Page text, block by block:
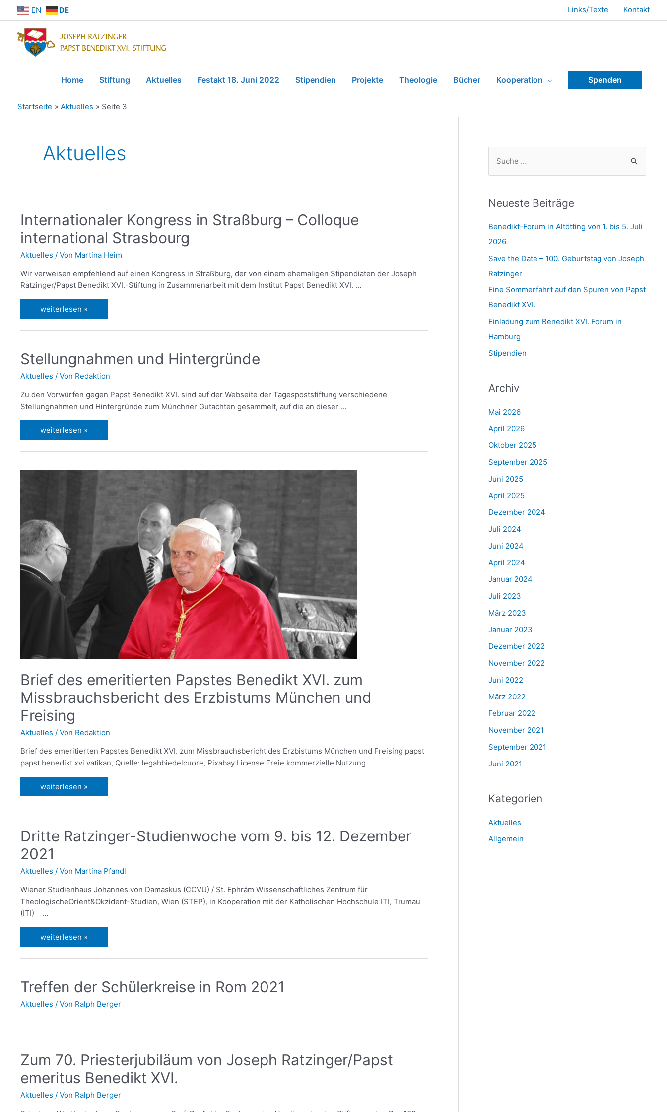
EN DE Links/Texte Kontakt
Home Stiftung Aktuelles Festakt 18. Juni 2022 Stipendien Projekte Theologie Bücher Kooperation Spenden
Startseite Aktuelles Seite 3
Aktuelles
Internationaler Kongress in Straßburg – Colloque
international Strasbourg
Aktuelles / Von Martina Heim
Wir verweisen empfehlend auf einen Kongress in Straßburg, der von einem ehemaligen Stipendiaten der Joseph
Ratzinger/Papst Benedikt XVI.-Stiftung in Zusammenarbeit mit dem Institut Papst Benedikt XVI. …
weiterlesen »
Stellungnahmen und Hintergründe
Aktuelles / Von Redaktion
Zu den Vorwürfen gegen Papst Benedikt XVI. sind auf der Webseite der Tagespoststiftung verschiedene
Stellungnahmen und Hintergründe zum Münchner Gutachten gesammelt, auf die an dieser …
weiterlesen »
Brief des emeritierten Papstes Benedikt XVI. zum
Missbrauchsbericht des Erzbistums München und
Freising
Aktuelles / Von Redaktion
Brief des emeritierten Papstes Benedikt XVI. zum Missbrauchsbericht des Erzbistums München und Freising papst
papst benedikt xvi vatikan, Quelle: legabbiedelcuore, Pixabay License Freie kommerzielle Nutzung …
weiterlesen »
Dritte Ratzinger-Studienwoche vom 9. bis 12. Dezember
2021
Aktuelles / Von Martina Pfandl
Wiener Studienhaus Johannes von Damaskus (CCVU) / St. Ephräm Wissenschaftliches Zentrum für
TheologischeOrient&Okzident-Studien, Wien (STEP), in Kooperation mit der Katholischen Hochschule ITI, Trumau
(ITI) …
weiterlesen »
Treffen der Schülerkreise in Rom 2021
Aktuelles / Von Ralph Berger
Zum 70. Priesterjubiläum von Joseph Ratzinger/Papst
emeritus Benedikt XVI.
Aktuelles / Von Ralph Berger
Neueste Beiträge
Benedikt-Forum in Altötting von 1. bis 5. Juli
2026
Save the Date – 100. Geburtstag von Joseph
Ratzinger
Eine Sommerfahrt auf den Spuren von Papst
Benedikt XVI.
Einladung zum Benedikt XVI. Forum in
Hamburg
Stipendien
Archiv
Mai 2026
April 2026
Oktober 2025
September 2025
Juni 2025
April 2025
Dezember 2024
Juli 2024
Juni 2024
April 2024
Januar 2024
Juli 2023
März 2023
Januar 2023
Dezember 2022
November 2022
Juni 2022
März 2022
Februar 2022
November 2021
September 2021
Juni 2021
Kategorien
Aktuelles
Allgemein